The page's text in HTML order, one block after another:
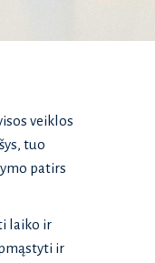
veiklos
tuo
patirs
laiko ir
ir